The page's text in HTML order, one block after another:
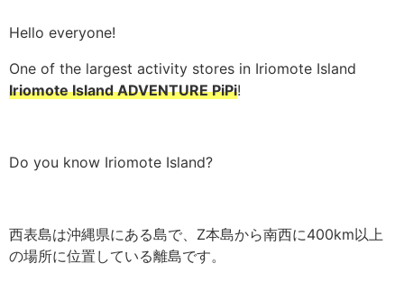
Hello everyone!
One of the largest activity stores in Iriomote Island
Iriomote Island ADVENTURE PiPi!
Do you know Iriomote Island?
西表島は沖縄県にある島で、Z本島から南西に400km以上
の場所に位置している離島です。